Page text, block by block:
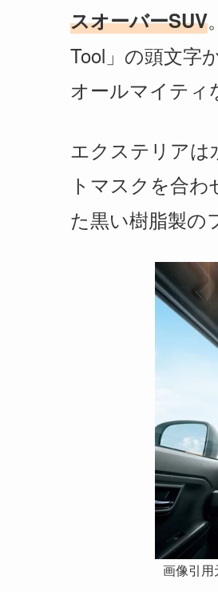
スオーバーSUV
Tool」の頭文字
オールマイティ
エクステリアは
トマスクを合わ
た黒い樹脂製の
画像引用